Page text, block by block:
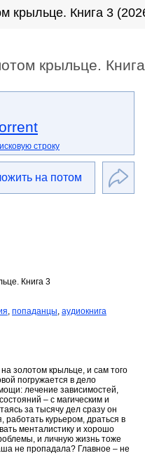
крыльце. Книга 3
крыльце.
строку
на потом
Книга 3
, попаданцы, аудиокнига
золотом крыльце, и сам того
погружается в дело
лечение зависимостей,
– с магическим и
за тысячу дел сразу он
работать курьером, драться в
менталистику и хорошо
и личную жизнь тоже
не пропадала? Главное – не